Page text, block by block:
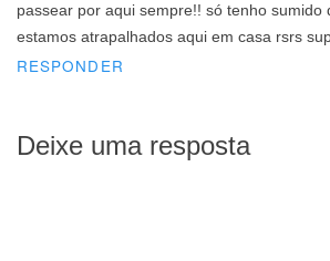
passear por aqui sempre!! só tenho sumido
estamos atrapalhados aqui em casa rsrs
RESPONDER
Deixe uma resposta